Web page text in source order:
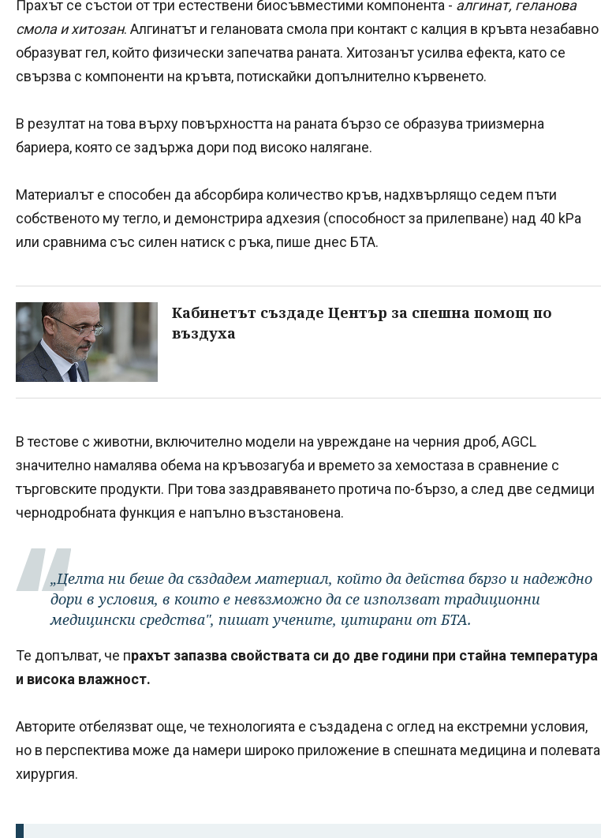
Прахът се състои от три естествени биосъвместими компонента - алгинат, геланова
смола и хитозан. Алгинатът и гелановата смола при контакт с калция в кръвта незабавно
образуват гел, който физически запечатва раната. Хитозанът усилва ефекта, като се
свързва с компоненти на кръвта, потискайки допълнително кървенето.
В резултат на това върху повърхността на раната бързо се образува триизмерна
бариера, която се задържа дори под високо налягане.
Материалът е способен да абсорбира количество кръв, надхвърлящо седем пъти
собственото му тегло, и демонстрира адхезия (способност за прилепване) над 40 kPa
или сравнима със силен натиск с ръка, пише днес БТА.
Кабинетът създаде Център за спешна помощ по
въздуха
В тестове с животни, включително модели на увреждане на черния дроб, AGCL
значително намалява обема на кръвозагуба и времето за хемостаза в сравнение с
търговските продукти. При това заздравяването протича по-бързо, а след две седмици
чернодробната функция е напълно възстановена.
„Целта ни беше да създадем материал, който да действа бързо и надеждно
дори в условия, в които е невъзможно да се използват традиционни
медицински средства", пишат учените, цитирани от БТА.
Те допълват, че прахът запазва свойствата си до две години при стайна температура
и висока влажност.
Авторите отбелязват още, че технологията е създадена с оглед на екстремни условия,
но в перспектива може да намери широко приложение в спешната медицина и полевата
хирургия.